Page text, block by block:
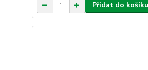
Přidat do košíku